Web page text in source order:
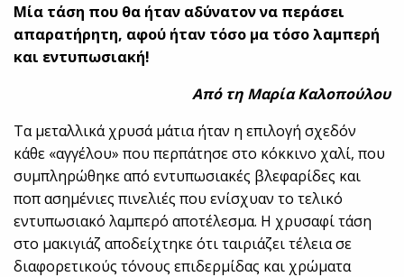
Μία τάση που θα ήταν αδύνατον να περάσει
απαρατήρητη, αφού ήταν τόσο μα τόσο λαμπερή
και εντυπωσιακή!
Aπό τη Μαρία Καλοπούλου
Τα μεταλλικά χρυσά μάτια ήταν η επιλογή σχεδόν
κάθε «αγγέλου» που περπάτησε στο κόκκινο χαλί, που
συμπληρώθηκε από εντυπωσιακές βλεφαρίδες και
ποπ ασημένιες πινελιές που ενίσχυαν το τελικό
εντυπωσιακό λαμπερό αποτέλεσμα. Η χρυσαφί τάση
στο μακιγιάζ αποδείχτηκε ότι ταιριάζει τέλεια σε
διαφορετικούς τόνους επιδερμίδας και χρώματα